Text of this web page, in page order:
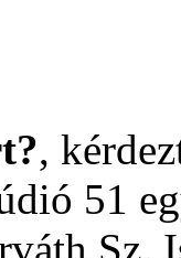
,
51
Sz.